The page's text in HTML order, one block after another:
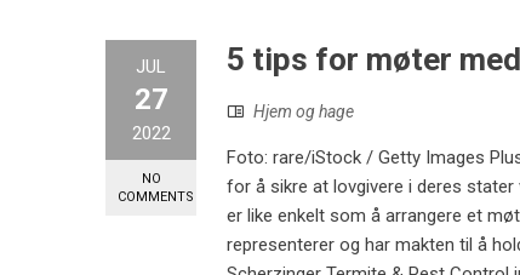
JUL
27
2022
NO
COMMENTS
5 tips for møter
Hjem og hage
Foto: rare/iStock / Getty Images
for å sikre at lovgivere i deres
er like enkelt som å arrangere et
representerer og har makten til å